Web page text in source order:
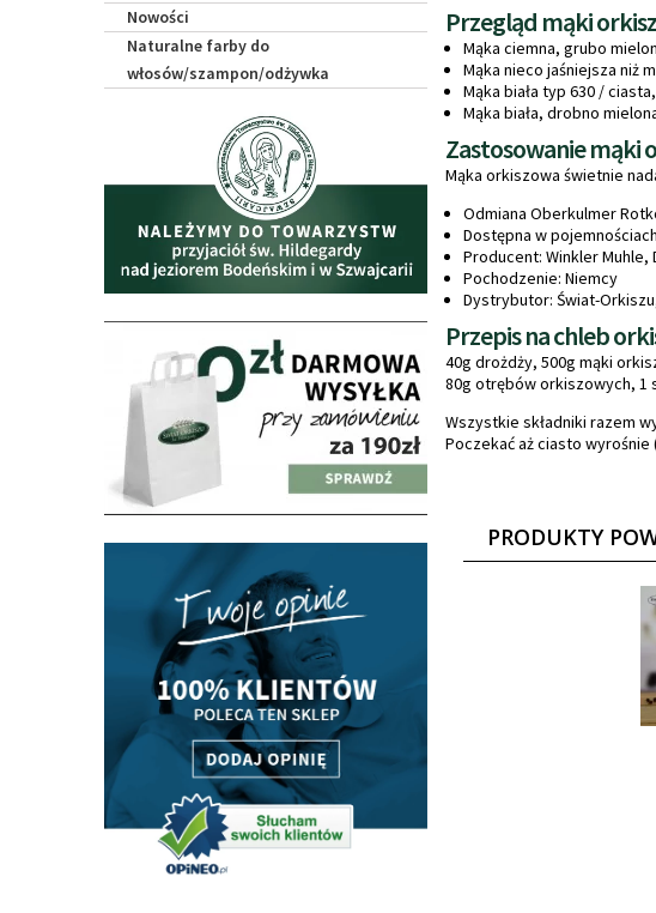
Nowości
Naturalne farby do
włosów/szampon/odżywka
Przegląd mąki
Mąka ciemna, grubo
Mąka nieco jaśniejsza niż
Mąka biała typ 630 /
Mąka biała, drobno
Zastosowanie mąki
Mąka orkiszowa świetnie
Odmiana Oberkulmer
Dostępna w
Producent: Winkler
Pochodzenie: Niemcy
Dystrybutor: Świat-
Przepis na chleb
40g drożdży, 500g mąki
80g otrębów orkiszowych, 1
Wszystkie składniki razem
Poczekać aż ciasto wyrośnie
PRODUKTY